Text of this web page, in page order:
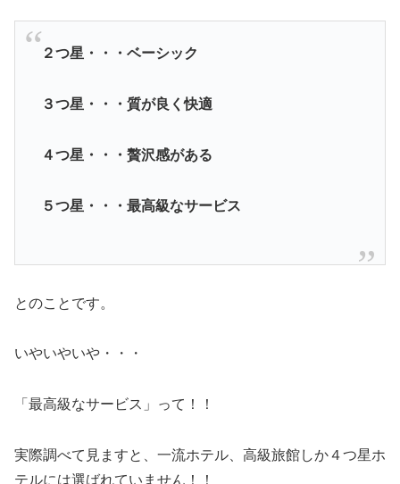
２つ星・・・ベーシック
３つ星・・・質が良く快適
４つ星・・・贅沢感がある
５つ星・・・最高級なサービス
とのことです。
いやいやいや・・・
「最高級なサービス」って！！
実際調べて見ますと、一流ホテル、高級旅館しか４つ星ホ
テルには選ばれていません！！